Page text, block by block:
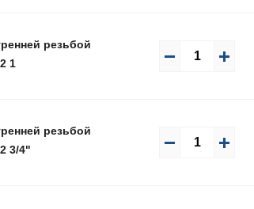
резьбой
1
резьбой
3/4"